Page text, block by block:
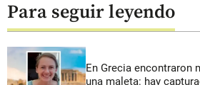
Para seguir leyendo
En Grecia encontraron
una maleta: hay